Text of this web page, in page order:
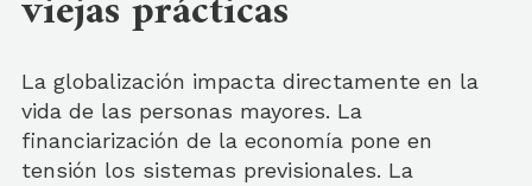
La globalización impacta directamente en la
vida de las personas mayores. La
financiarización de la economía pone en
tensión los sistemas previsionales. La